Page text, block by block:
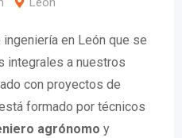
en León que se
integrales a nuestros
con proyectos de
formado por técnicos
agrónomo y